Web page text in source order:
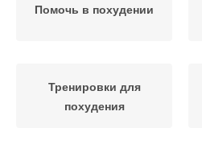
Помочь в похудении
Тренировки для
похудения